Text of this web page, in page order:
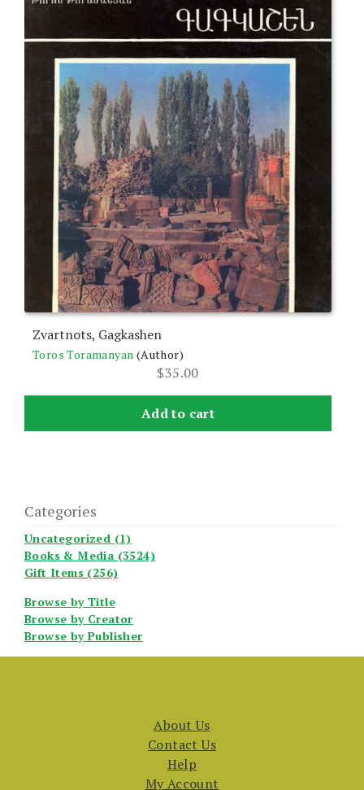
Zvartnots, Gagkashen
Toros Toramanyan (Author)
$35.00
Add to cart
Categories
Uncategorized (1)
Books & Media (3524)
Gift Items (256)
Browse by Title
Browse by Creator
Browse by Publisher
About Us
Contact Us
Help
My Account